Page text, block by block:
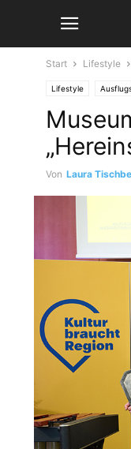
Start Lifestyle
Lifestyle
Von Laura